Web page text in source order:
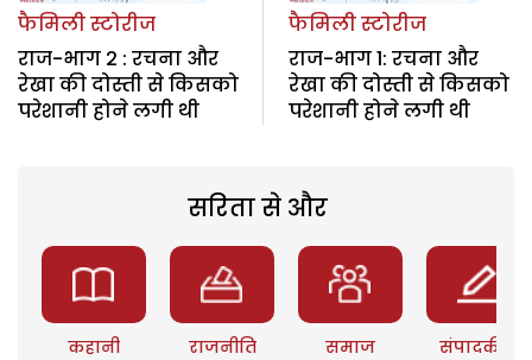
फैमिली स्टोरीज
राज-भाग 2 : रचना और
रेखा की दोस्ती से किसको
परेशानी होने लगी थी
फैमिली स्टोरीज
राज-भाग 1: रचना और
रेखा की दोस्ती से किसको
परेशानी होने लगी थी
सरिता से और
कहानी राजनीति समाज संपादकीय